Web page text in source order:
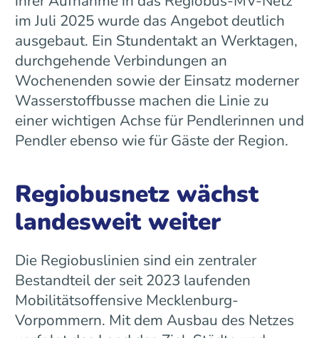
im Juli 2025 wurde das Angebot deutlich
ausgebaut. Ein Stundentakt an Werktagen,
durchgehende Verbindungen an
Wochenenden sowie der Einsatz moderner
Wasserstoffbusse machen die Linie zu
einer wichtigen Achse für Pendlerinnen und
Pendler ebenso wie für Gäste der Region.
Regiobusnetz wächst
landesweit weiter
Die Regiobuslinien sind ein zentraler
Bestandteil der seit 2023 laufenden
Mobilitätsoffensive Mecklenburg-
Vorpommern. Mit dem Ausbau des Netzes